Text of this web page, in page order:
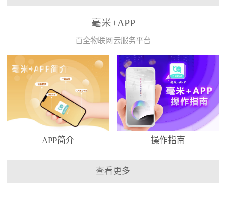
毫米+APP
百全物联网云服务平台
APP简介 操作指南
查看更多